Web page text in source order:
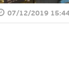
07/12/2019